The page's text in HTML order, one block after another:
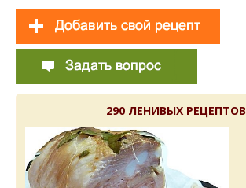
290 ЛЕНИВЫХ РЕЦЕПТОВ